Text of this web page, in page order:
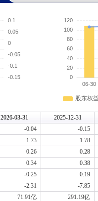
2026-03-31
2025-12-31
-0.04
-0.15
1.73
1.78
0.26
0.28
0.34
0.38
-0.25
0.19
-2.31
-7.85
71.91亿
291.19亿